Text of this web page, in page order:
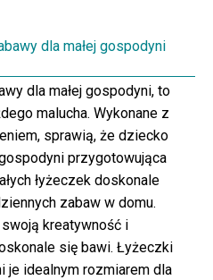
dla małej gospodyni, to
malucha. Wykonane z
sprawią, że dziecko
przygotowująca
łyżeczek doskonale
zabaw w domu.
kreatywność i
się bawi. Łyżeczki
je idealnym rozmiarem dla